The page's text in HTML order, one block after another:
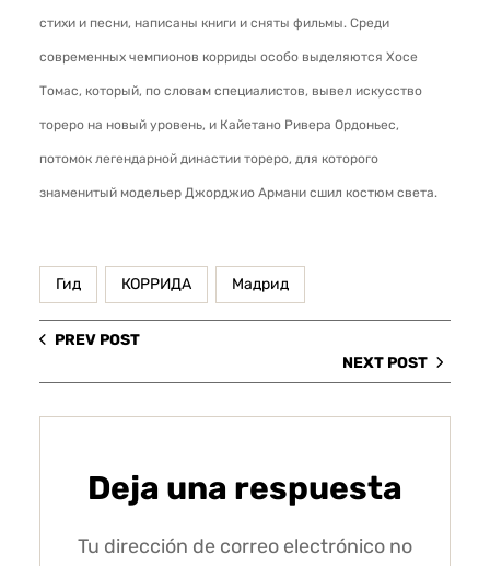
стихи и песни, написаны книги и сняты фильмы. Среди
современных чемпионов корриды особо выделяются Хосе
Томас, который, по словам специалистов, вывел искусство
тореро на новый уровень, и Кайетано Ривера Ордоньес,
потомок легендарной династии тореро, для которого
знаменитый модельер Джорджио Армани сшил костюм света.
Гид КОРРИДА Мадрид
PREV POST
NEXT POST
Deja una respuesta
Tu dirección de correo electrónico no